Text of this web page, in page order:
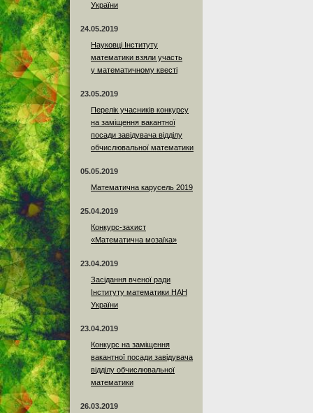
України
24.05.2019
Науковці Інституту
математики взяли участь
у математичному квесті
23.05.2019
Перелік учасників конкурсу
на заміщення вакантної
посади завідувача відділу
обчислювальної математики
05.05.2019
Математична карусель 2019
25.04.2019
Конкурс-захист
«Математична мозаїка»
23.04.2019
Засідання вченої ради
Інституту математики НАН
України
23.04.2019
Конкурс на заміщення
вакантної посади завідувача
відділу обчислювальної
математики
26.03.2019